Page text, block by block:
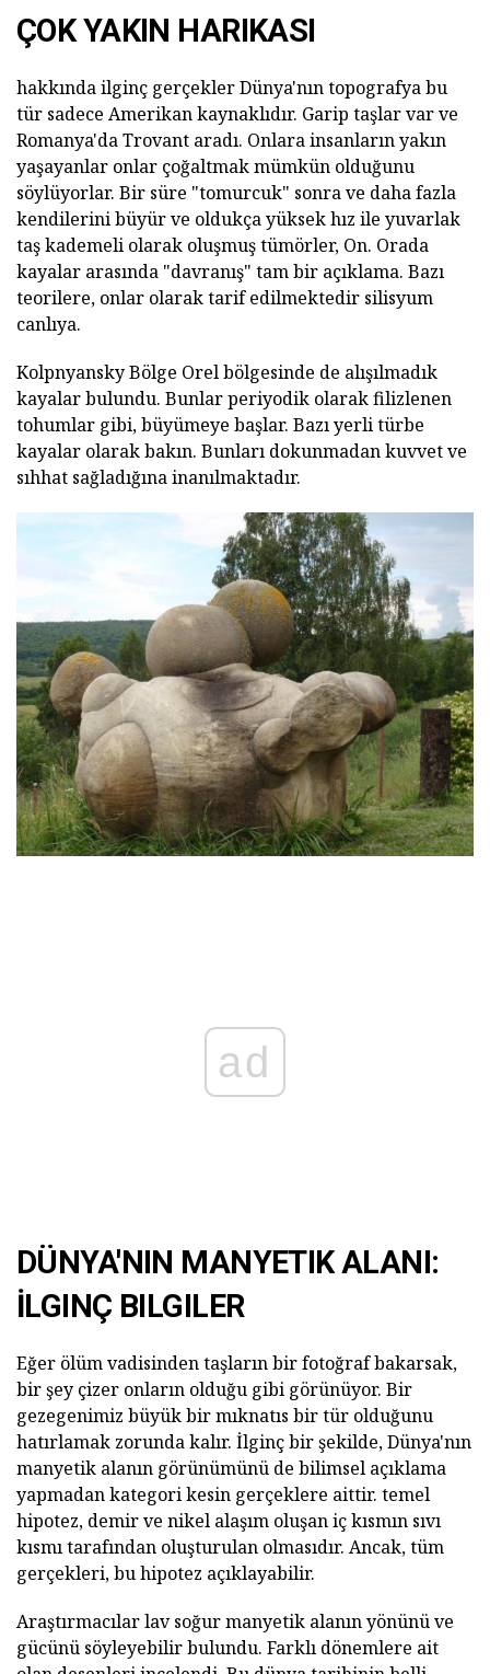
ÇOK YAKIN HARIKASI
hakkında ilginç gerçekler Dünya'nın topografya bu
tür sadece Amerikan kaynaklıdır. Garip taşlar var ve
Romanya'da Trovant aradı. Onlara insanların yakın
yaşayanlar onlar çoğaltmak mümkün olduğunu
söylüyorlar. Bir süre "tomurcuk" sonra ve daha fazla
kendilerini büyür ve oldukça yüksek hız ile yuvarlak
taş kademeli olarak oluşmuş tümörler, On. Orada
kayalar arasında "davranış" tam bir açıklama. Bazı
teorilere, onlar olarak tarif edilmektedir silisyum
canlıya.
Kolpnyansky Bölge Orel bölgesinde de alışılmadık
kayalar bulundu. Bunlar periyodik olarak filizlenen
tohumlar gibi, büyümeye başlar. Bazı yerli türbe
kayalar olarak bakın. Bunları dokunmadan kuvvet ve
sıhhat sağladığına inanılmaktadır.
ad
DÜNYA'NIN MANYETIK ALANI:
İLGINÇ BILGILER
Eğer ölüm vadisinden taşların bir fotoğraf bakarsak,
bir şey çizer onların olduğu gibi görünüyor. Bir
gezegenimiz büyük bir mıknatıs bir tür olduğunu
hatırlamak zorunda kalır. İlginç bir şekilde, Dünya'nın
manyetik alanın görünümünü de bilimsel açıklama
yapmadan kategori kesin gerçeklere aittir. temel
hipotez, demir ve nikel alaşım oluşan iç kısmın sıvı
kısmı tarafından oluşturulan olmasıdır. Ancak, tüm
gerçekleri, bu hipotez açıklayabilir.
Araştırmacılar lav soğur manyetik alanın yönünü ve
gücünü söyleyebilir bulundu. Farklı dönemlere ait